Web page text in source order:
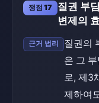
쟁점 17
질권 부
변제의
근거 법리
질권의
은 그
로, 제3
제하여